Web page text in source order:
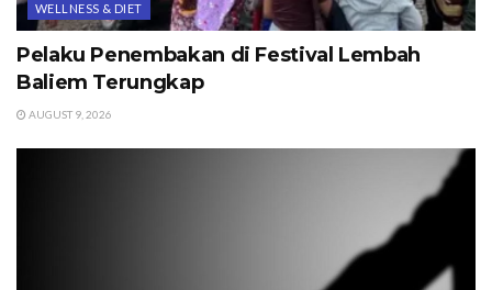
WELLNESS & DIET
Pelaku Penembakan di Festival Lembah
Baliem Terungkap
AUGUST 9, 2026